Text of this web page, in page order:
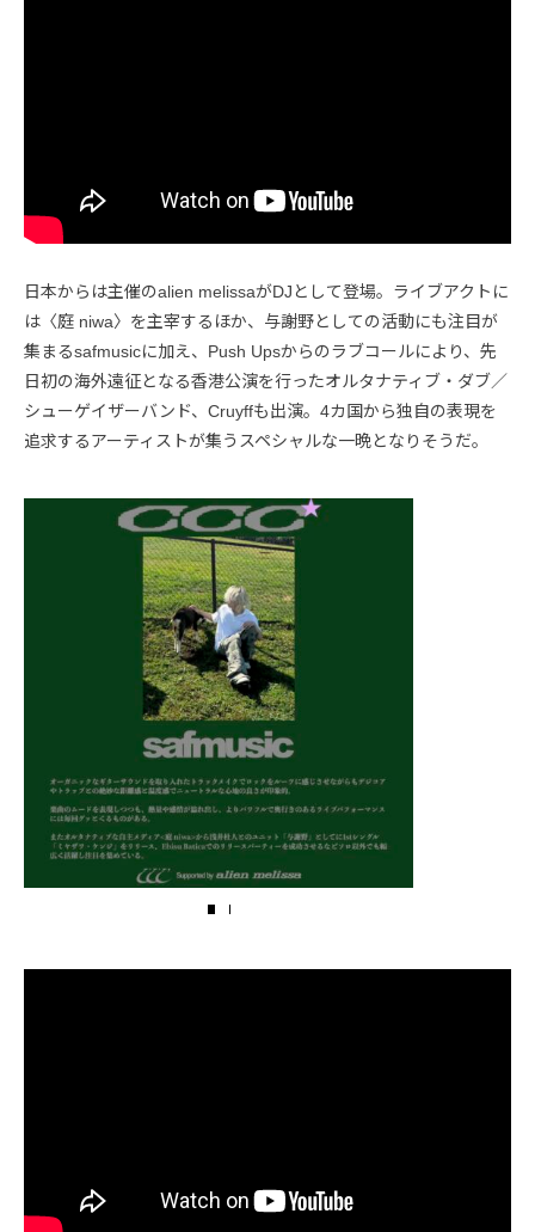
日本からは主催のalien melissaがDJとして登場。ライブアクトに
は〈庭 niwa〉を主宰するほか、与謝野としての活動にも注目が
集まるsafmusicに加え、Push Upsからのラブコールにより、先
日初の海外遠征となる香港公演を行ったオルタナティブ・ダブ／
シューゲイザーバンド、Cruyffも出演。4カ国から独自の表現を
追求するアーティストが集うスペシャルな一晩となりそうだ。